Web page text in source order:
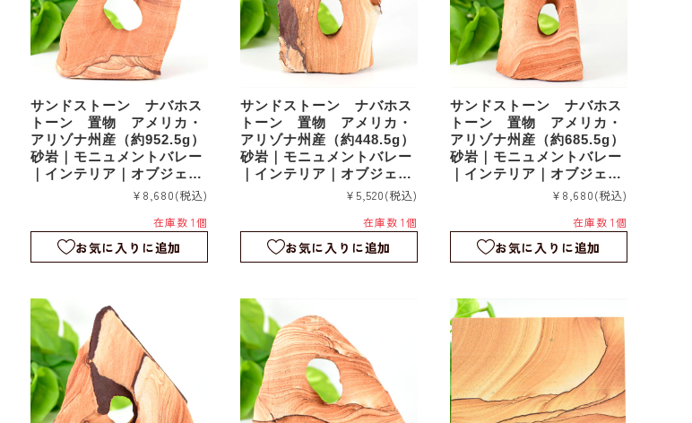
サンドストーン ナバホス
トーン 置物 アメリカ・
アリゾナ州産（約952.5g）
砂岩｜モニュメントバレー
｜インテリア｜オブジェ｜
¥8,680(税込)
在庫数 1個
お気に入りに追加
サンドストーン ナバホス
トーン 置物 アメリカ・
アリゾナ州産（約448.5g）
砂岩｜モニュメントバレー
｜インテリア｜オブジェ｜
¥5,520(税込)
在庫数 1個
お気に入りに追加
サンドストーン ナバホス
トーン 置物 アメリカ・
アリゾナ州産（約685.5g）
砂岩｜モニュメントバレー
｜インテリア｜オブジェ｜
¥8,680(税込)
在庫数 1個
お気に入りに追加